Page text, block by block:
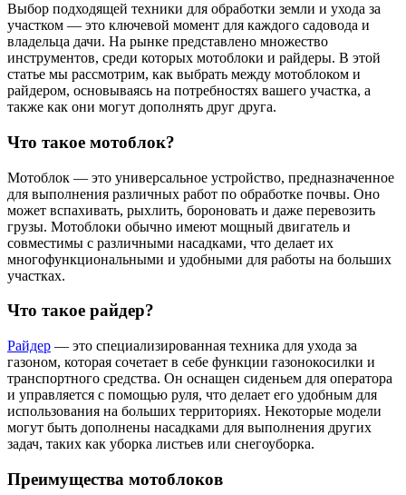
Выбор подходящей техники для обработки земли и ухода за
участком — это ключевой момент для каждого садовода и
владельца дачи. На рынке представлено множество
инструментов, среди которых мотоблоки и райдеры. В этой
статье мы рассмотрим, как выбрать между мотоблоком и
райдером, основываясь на потребностях вашего участка, а
также как они могут дополнять друг друга.
Что такое мотоблок?
Мотоблок — это универсальное устройство, предназначенное
для выполнения различных работ по обработке почвы. Оно
может вспахивать, рыхлить, бороновать и даже перевозить
грузы. Мотоблоки обычно имеют мощный двигатель и
совместимы с различными насадками, что делает их
многофункциональными и удобными для работы на больших
участках.
Что такое райдер?
Райдер — это специализированная техника для ухода за
газоном, которая сочетает в себе функции газонокосилки и
транспортного средства. Он оснащен сиденьем для оператора
и управляется с помощью руля, что делает его удобным для
использования на больших территориях. Некоторые модели
могут быть дополнены насадками для выполнения других
задач, таких как уборка листьев или снегоуборка.
Преимущества мотоблоков